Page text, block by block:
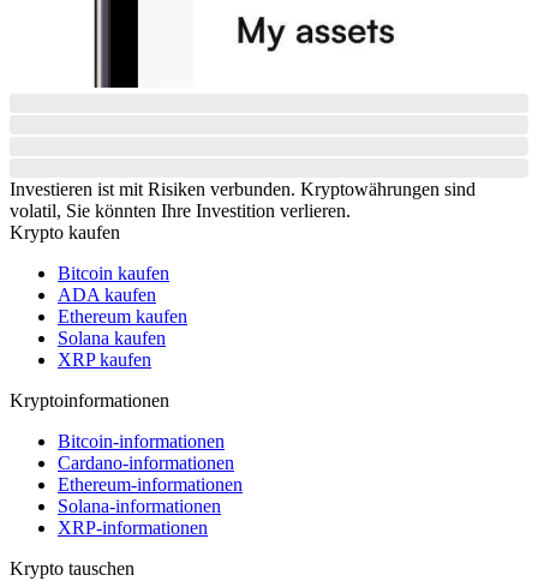
Investieren ist mit Risiken verbunden. Kryptowährungen sind
volatil, Sie könnten Ihre Investition verlieren.
Krypto kaufen
Bitcoin kaufen
ADA kaufen
Ethereum kaufen
Solana kaufen
XRP kaufen
Kryptoinformationen
Bitcoin-informationen
Cardano-informationen
Ethereum-informationen
Solana-informationen
XRP-informationen
Krypto tauschen